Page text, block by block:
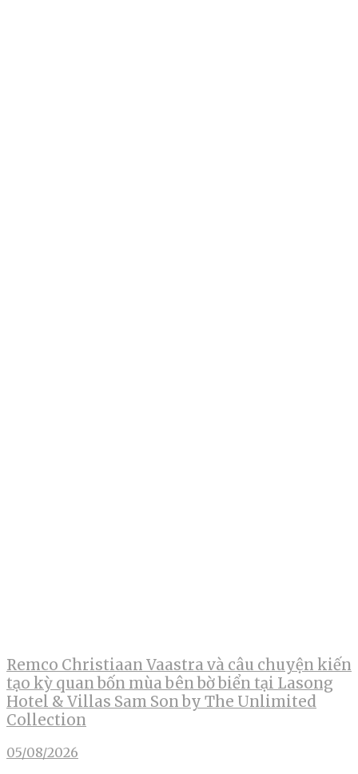
Remco Christiaan Vaastra và câu chuyện kiến
tạo kỳ quan bốn mùa bên bờ biển tại Lasong
Hotel & Villas Sam Son by The Unlimited
Collection
05/08/2026